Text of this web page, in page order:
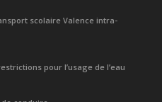
scolaire Valence intra-
pour l’usage de l’eau